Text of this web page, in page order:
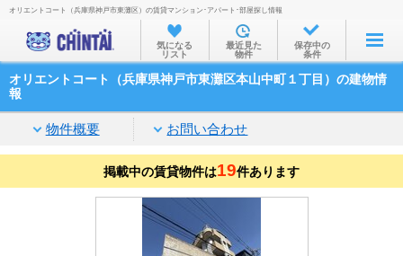
お部屋を探す
沿線・駅から
家賃相場から
通勤通学時間から
物件特集から
不動産会社から
オリエントコート（兵庫県神戸市東灘区）の賃貸マンション･アパート･部屋探し情報
気になる
リスト
最近見た
物件
保存中の
条件
オリエントコート（兵庫県神戸市東灘区本山中町１丁目）の建物情
報
物件概要 お問い合わせ
掲載中の賃貸物件は19件あります